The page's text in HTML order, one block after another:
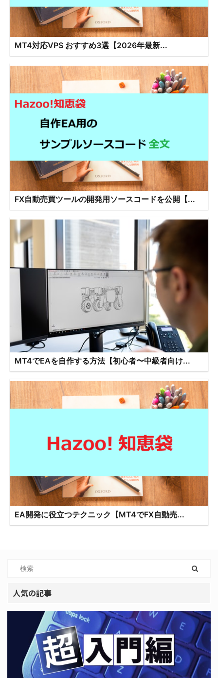
MT4対応VPS おすすめ3選【2026年最新...
FX自動売買ツールの開発用ソースコードを公開【...
MT4でEAを自作する方法【初心者〜中級者向け...
EA開発に役立つテクニック【MT4でFX自動売...
人気の記事